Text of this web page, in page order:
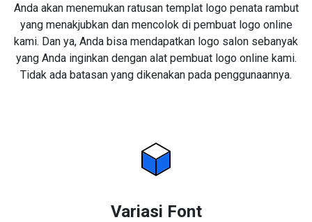
Anda akan menemukan ratusan templat logo penata rambut
yang menakjubkan dan mencolok di pembuat logo online
kami. Dan ya, Anda bisa mendapatkan logo salon sebanyak
yang Anda inginkan dengan alat pembuat logo online kami.
Tidak ada batasan yang dikenakan pada penggunaannya.
Variasi Font